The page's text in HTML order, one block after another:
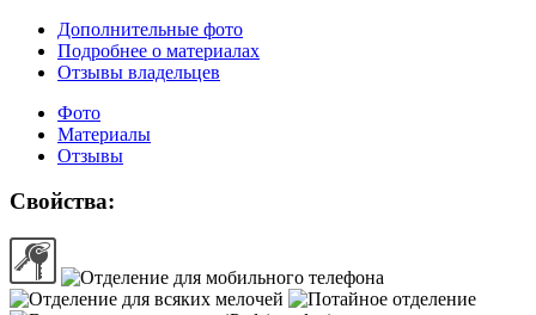
Дополнительные фото
Подробнее о материалах
Отзывы владельцев
Фото
Материалы
Отзывы
Свойства: